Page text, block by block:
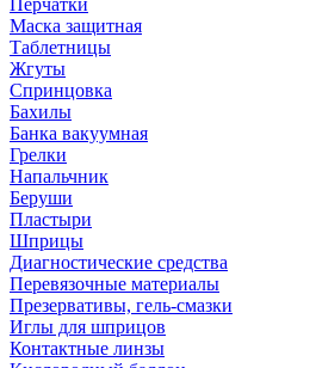
Перчатки
Маска защитная
Таблетницы
Жгуты
Спринцовка
Бахилы
Банка вакуумная
Грелки
Напальчник
Беруши
Пластыри
Шприцы
Диагностические средства
Перевязочные материалы
Презервативы, гель-смазки
Иглы для шприцов
Контактные линзы